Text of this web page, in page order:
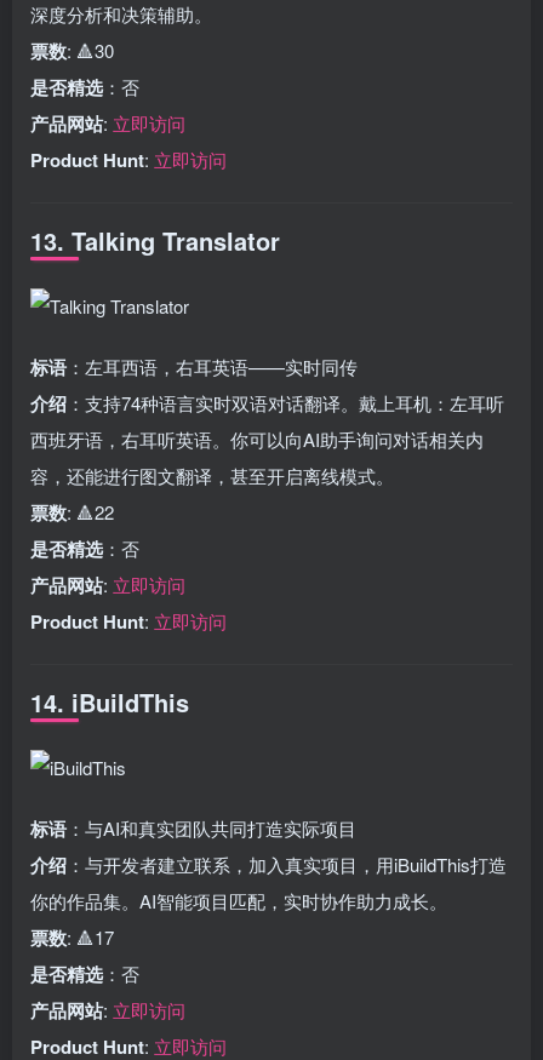
深度分析和决策辅助。
票数: 🔺30
是否精选 ：否
产品网站: 立即访问
Product Hunt: 立即访问
13. Talking Translator
标语 ：左耳西语，右耳英语——实时同传
介绍 ：支持74种语言实时双语对话翻译。戴上耳机：左耳听
西班牙语，右耳听英语。你可以向AI助手询问对话相关内
容，还能进行图文翻译，甚至开启离线模式。
票数: 🔺22
是否精选 ：否
产品网站: 立即访问
Product Hunt: 立即访问
14. iBuildThis
标语 ：与AI和真实团队共同打造实际项目
介绍 ：与开发者建立联系，加入真实项目，用iBuildThis打造
你的作品集。AI智能项目匹配，实时协作助力成长。
票数: 🔺17
是否精选 ：否
产品网站: 立即访问
Product Hunt: 立即访问